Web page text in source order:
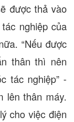
được thả vào
nghiệp của
“Nếu được
thân thì nên
tác nghiệp” -
lên thân máy.
cho việc điện